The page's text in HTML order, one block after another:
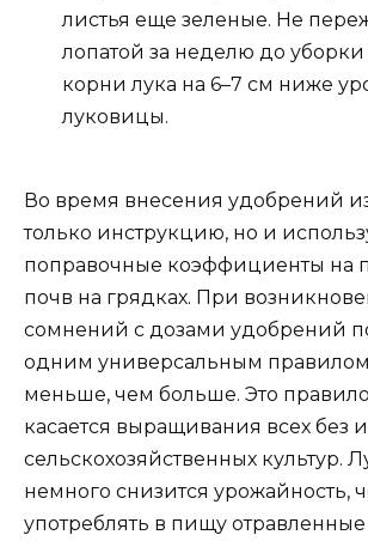
листья еще зеленые. Не
лопатой за неделю до
корни лука на 6–7 см ниже
луковицы.
Во время внесения удобрений
только инструкцию, но и
поправочные коэффициенты на
почв на грядках. При
сомнений с дозами удобрений
одним универсальным
меньше, чем больше. Это
касается выращивания всех без
сельскохозяйственных культур.
немного снизится урожайность,
употреблять в пищу